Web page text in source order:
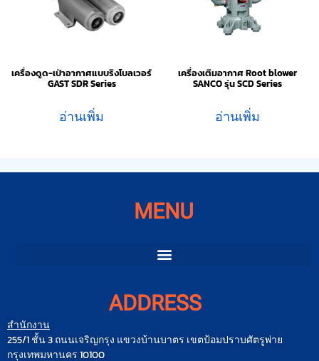
เครื่องดูด-เป่าอากาศแบบริงโบลเวอร์
GAST SDR Series
อ่านเพิ่ม
เครื่องเติมอากาศ Root blower
SANCO รุ่น SCD Series
อ่านเพิ่ม
MENU
ADDRESS
สำนักงาน
255/1 ชั้น 3 ถนนเจริญกรุง แขวงบ้านบาตร เขตป้อมปราบศัตรูพ่าย
กรุงเทพมหานคร 10100